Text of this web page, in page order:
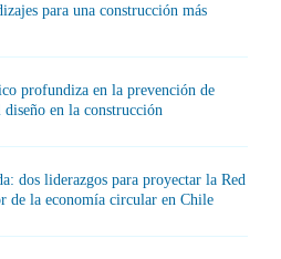
para una construcción más
profundiza en la prevención de
diseño en la construcción
dos liderazgos para proyectar la Red
de la economía circular en Chile